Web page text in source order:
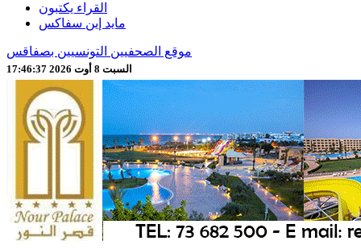
القراء يكتبون
مايد إين سفاكس
موقع الصحفيين التونسيين بصفاقس
السبت 8 أوت 2026 17:46:39